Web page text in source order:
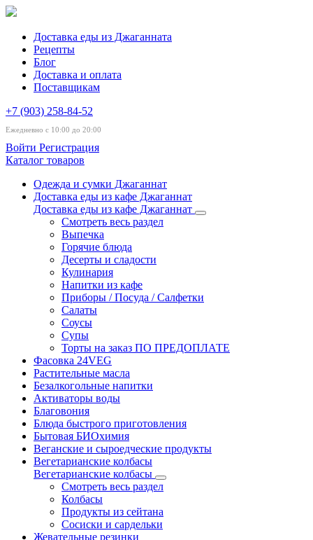
Доставка еды из Джаганната
Рецепты
Блог
Доставка и оплата
Поставщикам
+7 (903) 258-84-52
Ежедневно с 10:00 до 20:00
Войти Регистрация
Каталог товаров
Одежда и сумки Джаганнат
Доставка еды из кафе Джаганнат
Доставка еды из кафе Джаганнат
Смотреть весь раздел
Выпечка
Горячие блюда
Десерты и сладости
Кулинария
Напитки из кафе
Приборы / Посуда / Салфетки
Салаты
Соусы
Супы
Торты на заказ ПО ПРЕДОПЛАТЕ
Фасовка 24VEG
Растительные масла
Безалкогольные напитки
Активаторы воды
Благовония
Блюда быстрого приготовления
Бытовая БИОхимия
Веганские и сыроедческие продукты
Вегетарианские колбасы
Вегетарианские колбасы
Смотреть весь раздел
Колбасы
Продукты из сейтана
Сосиски и сардельки
Жевательные резинки